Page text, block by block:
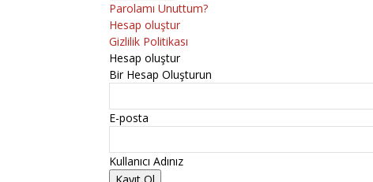
Parolamı Unuttum?
Hesap oluştur
Gizlilik Politikası
Hesap oluştur
Bir Hesap Oluşturun
E-posta
Kullanıcı Adınız